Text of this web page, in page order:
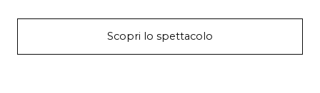
Scopri lo spettacolo